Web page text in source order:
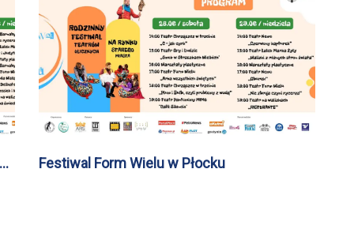
Festiwal Form Wielu w Płocku